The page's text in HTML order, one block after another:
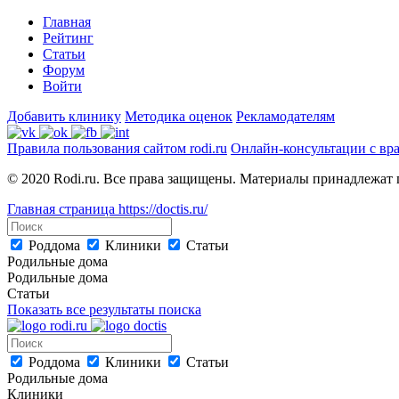
Главная
Рейтинг
Статьи
Форум
Войти
Добавить клинику Методика оценок Рекламодателям
Правила пользования сайтом rodi.ru Онлайн-консультации с
© 2020 Rodi.ru. Все права защищены. Материалы принадлежат
Главная страница https://doctis.ru/
Роддома Клиники
Статьи
Родильные дома
Родильные дома
Статьи
Показать все результаты поиска
Роддома Клиники
Статьи
Родильные дома
Клиники